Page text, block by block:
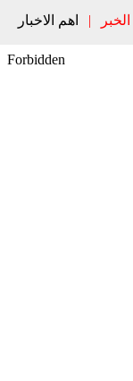
| اهم الاخبار